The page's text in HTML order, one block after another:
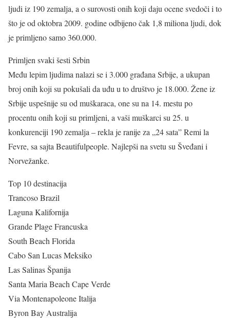
ljudi iz 190 zemalja, a o surovosti onih koji daju ocene svedoči i to
što je od oktobra 2009. godine odbijeno čak 1,8 miliona ljudi, dok
je primljeno samo 360.000.
Primljen svaki šesti Srbin
Među lepim ljudima nalazi se i 3.000 građana Srbije, a ukupan
broj onih koji su pokušali da uđu u to društvo je 18.000. Žene iz
Srbije uspešnije su od muškaraca, one su na 14. mestu po
procentu onih koji su primljeni, a vaši muškarci su 25. u
konkurenciji 190 zemalja – rekla je ranije za „24 sata” Remi la
Fevre, sa sajta Beautifulpeople. Najlepši na svetu su Šveđani i
Norvežanke.
Top 10 destinacija
Trancoso Brazil
Laguna Kalifornija
Grande Plage Francuska
South Beach Florida
Cabo San Lucas Meksiko
Las Salinas Španija
Santa Maria Beach Cape Verde
Via Montenapoleone Italija
Byron Bay Australija